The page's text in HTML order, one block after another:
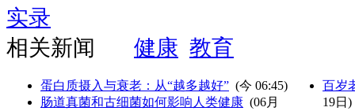
实录
相关新闻
健康 教育
蛋白质摄入与衰老：从“越多越好” (今 06:45)
肠道真菌和古细菌如何影响人类健康 (06月
百岁
19日)